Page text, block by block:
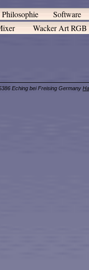
Philosophie Software
Wacker Art RGB
Eching bei Freising Germany